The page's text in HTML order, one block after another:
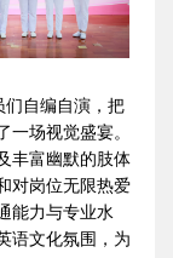
自编自演，把
场视觉盛宴。
丰富幽默的肢体
对岗位无限热爱
能力与专业水
语文化氛围，为